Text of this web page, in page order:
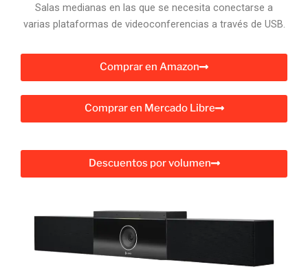
Salas medianas en las que se necesita conectarse a
varias plataformas de videoconferencias a través de USB.
Comprar en Amazon
Comprar en Mercado Libre
Descuentos por volumen